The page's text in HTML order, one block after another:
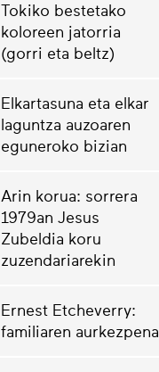
Tokiko bestetako
koloreen jatorria
(gorri eta beltz)
Elkartasuna eta elkar
laguntza auzoaren
eguneroko bizian
Arin korua: sorrera
1979an Jesus
Zubeldia koru
zuzendariarekin
Ernest Etcheverry:
familiaren aurkezpena